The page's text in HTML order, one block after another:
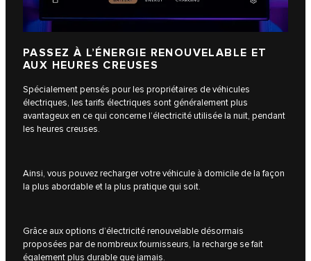
PASSEZ À L’ÉNERGIE RENOUVELABLE ET
AUX HEURES CREUSES
Spécialement pensés pour les propriétaires de véhicules
électriques, les tarifs électriques sont généralement plus
avantageux en ce qui concerne l’électricité utilisée la nuit, pendant
les heures creuses.
Ainsi, vous pouvez recharger votre véhicule à domicile de la façon
la plus abordable et la plus pratique qui soit.
Grâce aux options d’électricité renouvelable désormais
proposées par de nombreux fournisseurs, la recharge se fait
également plus durable que jamais.